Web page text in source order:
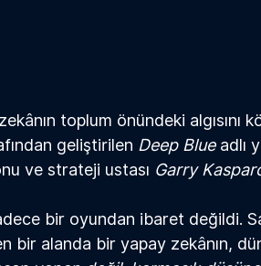
ânın toplum önündeki
geliştirilen Deep Blue adlı
ve strateji ustası Garry
bir oyundan ibaret değildi.
bir alanda bir yapay zekânın,